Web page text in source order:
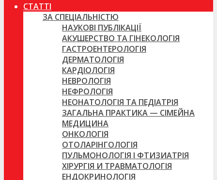
СТАТТІ
ЗА СПЕЦІАЛЬНІСТЮ
НАУКОВІ ПУБЛІКАЦІЇ
АКУШЕРСТВО ТА ГІНЕКОЛОГІЯ
ГАСТРОЕНТЕРОЛОГІЯ
ДЕРМАТОЛОГІЯ
КАРДІОЛОГІЯ
НЕВРОЛОГІЯ
НЕФРОЛОГІЯ
НЕОНАТОЛОГІЯ ТА ПЕДІАТРІЯ
ЗАГАЛЬНА ПРАКТИКА — СІМЕЙНА
МЕДИЦИНА
ОНКОЛОГІЯ
ОТОЛАРІНГОЛОГІЯ
ПУЛЬМОНОЛОГІЯ І ФТИЗИАТРІЯ
ХІРУРГІЯ И ТРАВМАТОЛОГІЯ
ЕНДОКРИНОЛОГІЯ